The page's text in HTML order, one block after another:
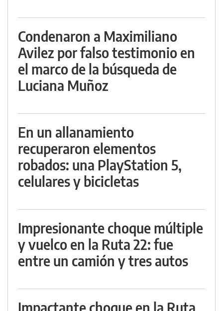
Condenaron a Maximiliano
Avilez por falso testimonio en
el marco de la búsqueda de
Luciana Muñoz
En un allanamiento
recuperaron elementos
robados: una PlayStation 5,
celulares y bicicletas
Impresionante choque múltiple
y vuelco en la Ruta 22: fue
entre un camión y tres autos
Impactante choque en la Ruta